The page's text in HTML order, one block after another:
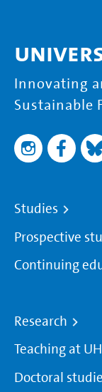
Innovating
Sustainable
Studies
Prospective
Continuing
Research
Teaching at
Doctoral